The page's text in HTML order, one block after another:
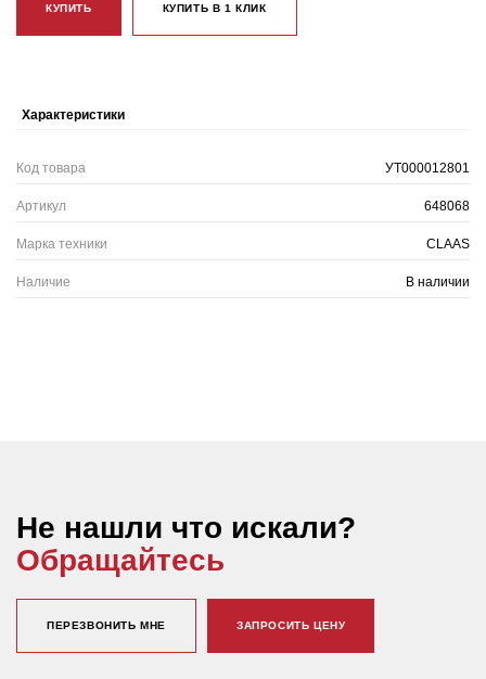
КУПИТЬ КУПИТЬ В 1 КЛИК
Характеристики
Код товара УТ000012801
Артикул 648068
Марка техники CLAAS
Наличие В наличии
Не нашли что искали?
Обращайтесь
ПЕРЕЗВОНИТЬ МНЕ ЗАПРОСИТЬ ЦЕНУ